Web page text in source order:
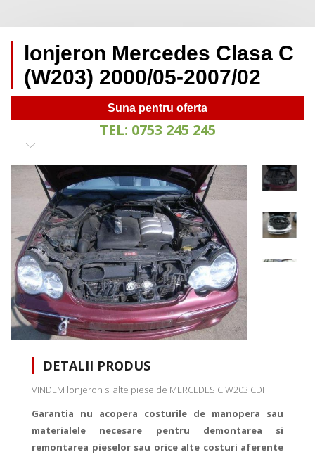
lonjeron Mercedes Clasa C
(W203) 2000/05-2007/02
Suna pentru oferta
TEL: 0753 245 245
DETALII PRODUS
VINDEM lonjeron si alte piese de MERCEDES C W203 CDI
Garantia nu acopera costurile de manopera sau
materialele necesare pentru demontarea si
remontarea pieselor sau orice alte costuri aferente